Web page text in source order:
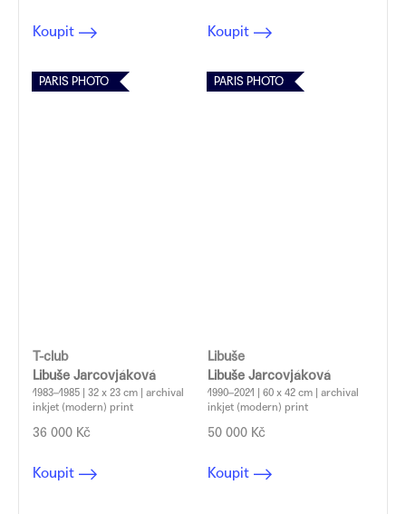
Koupit Koupit
PARIS PHOTO
T-club
Libuše Jarcovjáková
1983–1985 | 32 x 23 cm | archival
inkjet (modern) print
36 000 Kč
Koupit
PARIS PHOTO
Libuše
Libuše Jarcovjáková
1990–2021 | 60 x 42 cm | archival
inkjet (modern) print
50 000 Kč
Koupit